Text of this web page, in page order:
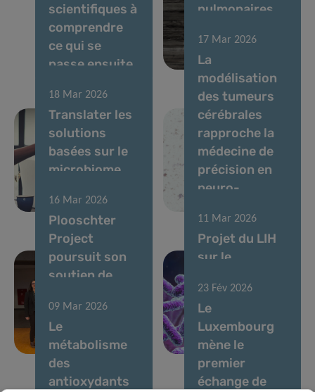
scientifiques à
comprendre
ce qui se
passe ensuite
pulmonaires
les
métastases
18 Mar 2026
Translater les
solutions
basées sur le
microbiome
intestinale
17 Mar 2026
La
modélisation
des tumeurs
cérébrales
rapproche la
médecine de
précision en
neuro-
16 Mar 2026
Plooschter
Project
poursuit son
soutien de
Tumor Stroma
Interactions
Group
11 Mar 2026
Projet du LIH
sur le
soutenu par
une bourse
postdoctorale
MSCA
09 Mar 2026
Le
métabolisme
des
antioxydants
23 Fév 2026
Le
Luxembourg
mène le
premier
échange de